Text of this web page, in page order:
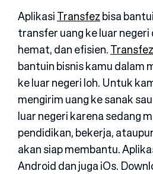
AplikasiTransfezbisa
transfer uang ke luar
hemat, dan efisien.
bantuin bisnis kamu dalam
ke luar negeri loh. Untuk
mengirim uang ke sanak
luar negeri karena sedang
pendidikan, bekerja,
akan siap membantu.
Android dan juga iOs.